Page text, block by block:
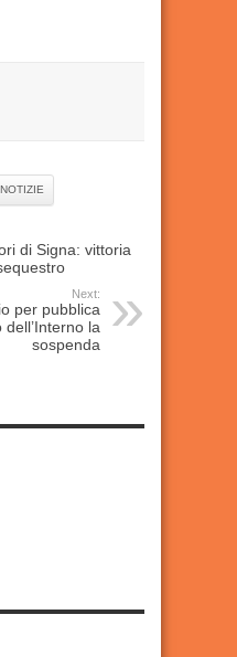
NOTIZIE
di Signa: vittoria
Next:
per pubblica
la
sospenda